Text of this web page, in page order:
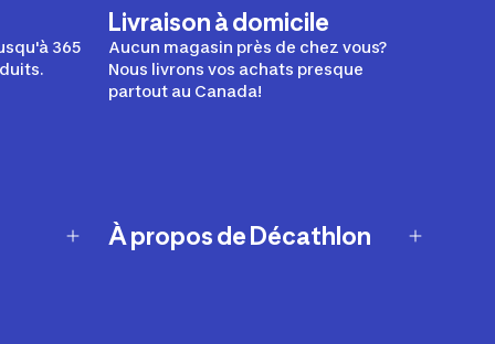
365
Livraison à domicile
Aucun magasin près de chez vous?
Nous livrons vos achats presque
partout au Canada!
À propos de Décathlon